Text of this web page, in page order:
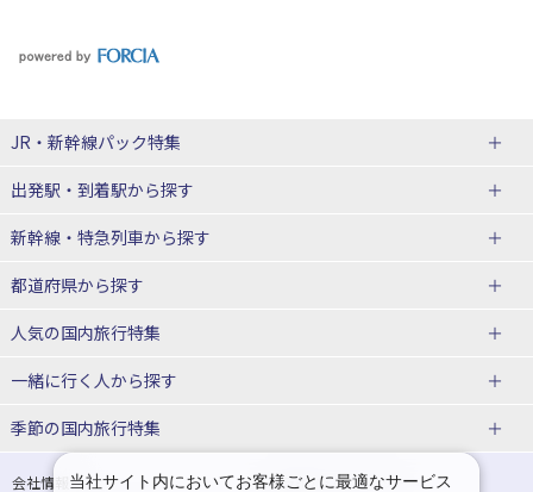
JR・新幹線パック特集
JR・新幹線＋ホテルパック
出張パック
出発駅・到着駅から探す
秋田⇔東京 新幹線パック
仙台→東京 新幹線パック
富山⇔東京 新幹線パック
東京→仙台 新幹線パック
東京→金沢 新幹線パック
東京⇔軽井沢 新幹線パック 東京→長野 新幹線パック
新幹線・特急列車から探す
北海道新幹線 旅行
山形新幹線 旅行
東海道新幹線 旅行
上越新幹線 旅行
九州新幹線 旅行 西九州新幹線 旅行
都道府県から探す
北海道旅行・ツアー
東北
青森旅行・ツアー 岩手旅行・ツアー
人気の国内旅行特集
東京ディズニーリゾート®への旅
ユニバーサル・スタジオ・ジャパ
温泉旅行 日帰り旅行
一緒に行く人から探す
一人旅 国内版
カップル・夫婦旅行 国内版 女子旅 国内版
季節の国内旅行特集
桜・お花見特集
ゴールデンウィーク（GW）の国内
会社情報 プライバシーポリシー
当社サイト内においてお客様ごとに最適なサービス